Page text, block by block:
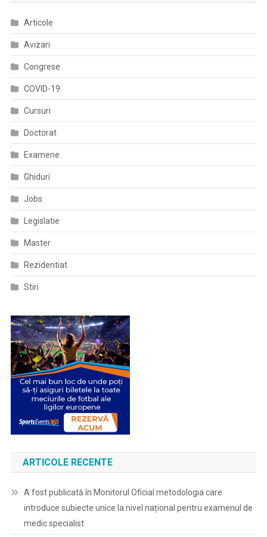
Articole
Avizari
Congrese
COVID-19
Cursuri
Doctorat
Examene
Ghiduri
Jobs
Legislatie
Master
Rezidentiat
Stiri
ARTICOLE RECENTE
A fost publicată în Monitorul Oficial metodologia care
introduce subiecte unice la nivel național pentru examenul de
medic specialist